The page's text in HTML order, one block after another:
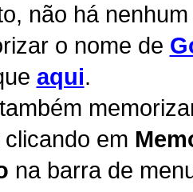
não há
o nome de
aqui.
em
na barra de